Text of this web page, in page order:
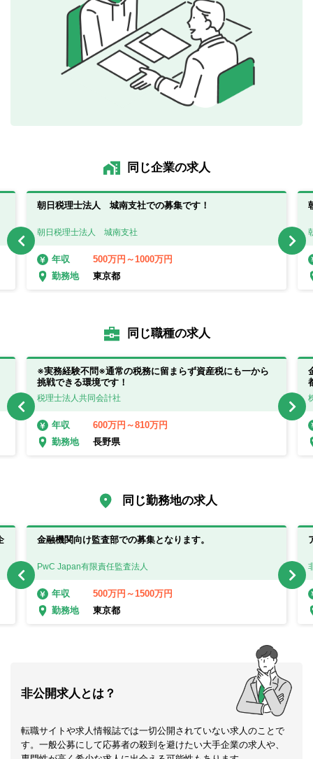
同じ企業の求人
朝日税理士法人 城南支社での募集です！
朝日税理士法人 城南支社
年収
500万円～1000万円
勤務地
東京都
同じ職種の求人
※実務経験不問※通常の税務に留まらず資産税にも一から
挑戦できる環境です！
税理士法人共同会計社
年収
600万円～810万円
勤務地
長野県
同じ勤務地の求人
金融機関向け監査部での募集となります。
PwC Japan有限責任監査法人
年収
500万円～1500万円
勤務地
東京都
非公開求人とは？
転職サイトや求人情報誌では一切公開されていない求人のことで
す。一般公募にして応募者の殺到を避けたい大手企業の求人や、